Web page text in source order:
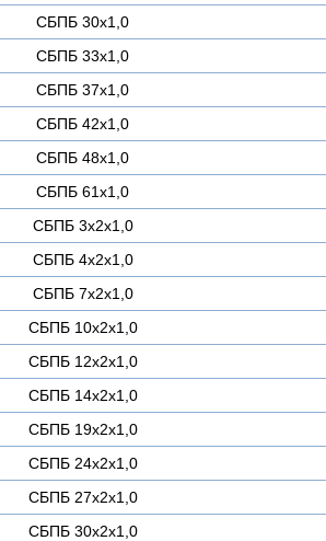
СБПБ 30х1,0
СБПБ 33х1,0
СБПБ 37х1,0
СБПБ 42х1,0
СБПБ 48х1,0
СБПБ 61х1,0
СБПБ 3х2х1,0
СБПБ 4х2х1,0
СБПБ 7х2х1,0
СБПБ 10х2х1,0
СБПБ 12х2х1,0
СБПБ 14х2х1,0
СБПБ 19х2х1,0
СБПБ 24х2х1,0
СБПБ 27х2х1,0
СБПБ 30х2х1,0